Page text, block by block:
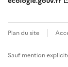
Plan du site
Sauf mention